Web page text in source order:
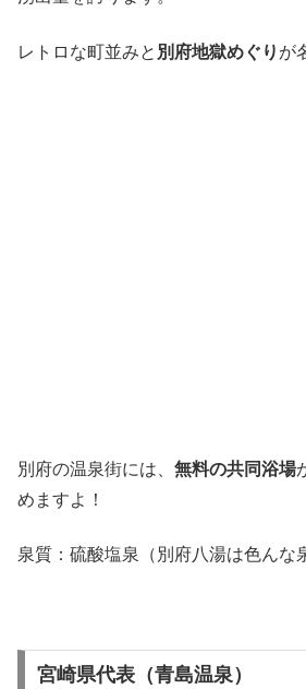
レトロな町並みと 別府地獄めぐり が
別府の温泉街には、 無料の共同浴場
めますよ！
泉質：硫酸塩泉（別府八湯は色んな
宮崎県代表（青島温泉）